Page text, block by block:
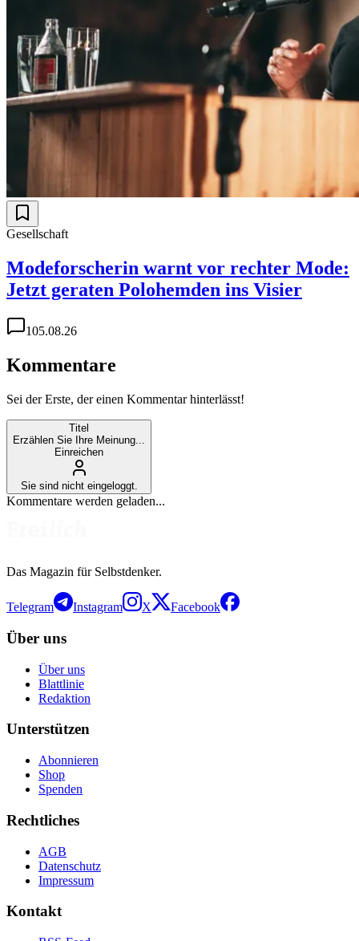
Gesellschaft
Modeforscherin warnt vor rechter Mode:
Jetzt geraten Polohemden ins Visier
105.08.26
Kommentare
Sei der Erste, der einen Kommentar hinterlässt!
Titel
Erzählen Sie Ihre Meinung...
Einreichen
Sie sind nicht eingeloggt.
Kommentare werden geladen...
Das Magazin für Selbstdenker.
Telegram Instagram X Facebook
Über uns
Über uns
Blattlinie
Redaktion
Unterstützen
Abonnieren
Shop
Spenden
Rechtliches
AGB
Datenschutz
Impressum
Kontakt